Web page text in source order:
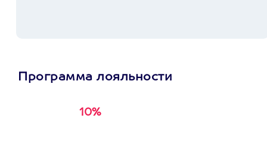
Программа лояльности
10%